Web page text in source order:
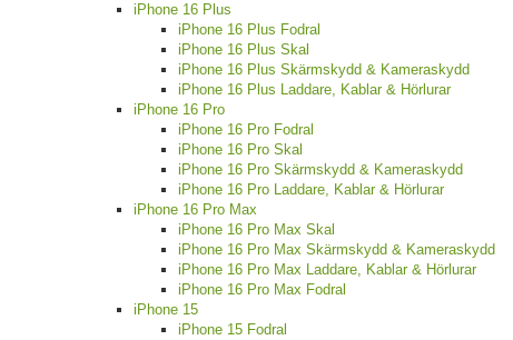
iPhone 16 Plus
iPhone 16 Plus Fodral
iPhone 16 Plus Skal
iPhone 16 Plus Skärmskydd & Kameraskydd
iPhone 16 Plus Laddare, Kablar & Hörlurar
iPhone 16 Pro
iPhone 16 Pro Fodral
iPhone 16 Pro Skal
iPhone 16 Pro Skärmskydd & Kameraskydd
iPhone 16 Pro Laddare, Kablar & Hörlurar
iPhone 16 Pro Max
iPhone 16 Pro Max Skal
iPhone 16 Pro Max Skärmskydd & Kameraskydd
iPhone 16 Pro Max Laddare, Kablar & Hörlurar
iPhone 16 Pro Max Fodral
iPhone 15
iPhone 15 Fodral